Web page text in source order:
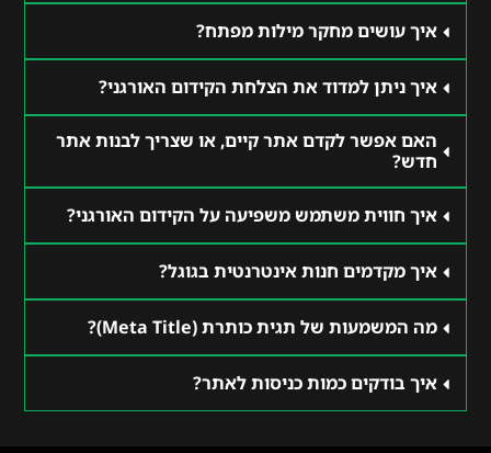
איך עושים מחקר מילות מפתח?
איך ניתן למדוד את הצלחת הקידום האורגני?
האם אפשר לקדם אתר קיים, או שצריך לבנות אתר
חדש?
איך חווית משתמש משפיעה על הקידום האורגני?
איך מקדמים חנות אינטרנטית בגוגל?
מה המשמעות של תגית כותרת (Meta Title)?
איך בודקים כמות כניסות לאתר?